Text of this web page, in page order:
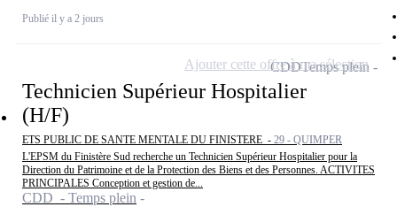
Publié il y a 2 jours
Technicien Supérieur Hospitalier
(H/F)
ETS PUBLIC DE SANTE MENTALE DU FINISTERE - 29 - QUIMPER
L'EPSM du Finistère Sud recherche un Technicien Supérieur Hospitalier pour la
Direction du Patrimoine et de la Protection des Biens et des Personnes. ACTIVITES
PRINCIPALES Conception et gestion de...
CDD - Temps plein
CDDTemps plein
Ajouter cette offre à ma sélection